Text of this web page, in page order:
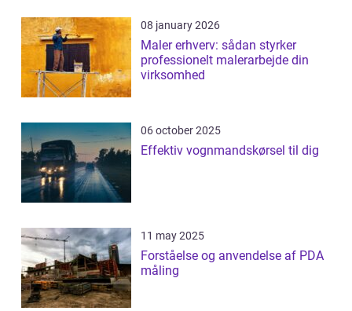
08 january 2026
Maler erhverv: sådan styrker
professionelt malerarbejde din
virksomhed
06 october 2025
Effektiv vognmandskørsel til dig
11 may 2025
Forståelse og anvendelse af PDA
måling